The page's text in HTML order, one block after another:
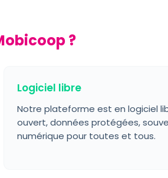
?
Logiciel libre
Notre plateforme est en logiciel
ouvert, données protégées,
numérique pour toutes et tous.